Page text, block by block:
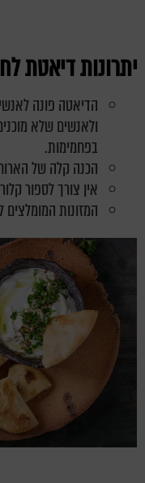
יתרונות דיאטת
הדיאטה פונה
ולאנשים שלא
בפחמימות.
הכנה קלה של
אין צורך לספור
המזונות המומלצים